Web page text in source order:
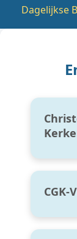
Dagelijkse
CGK-